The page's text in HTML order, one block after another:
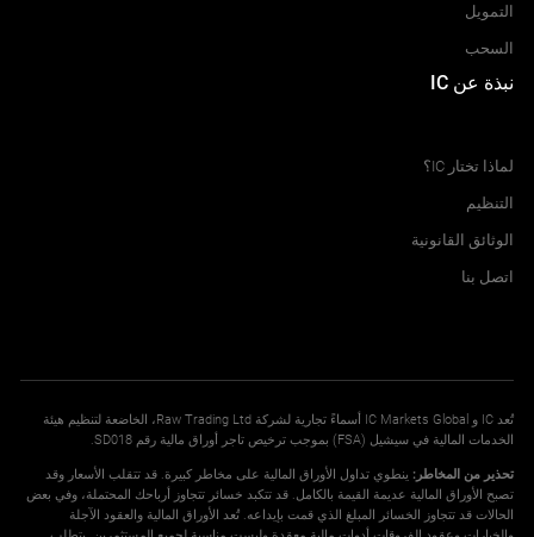
التمويل
السحب
نبذة عن IC
لماذا تختار IC؟
التنظيم
الوثائق القانونية
اتصل بنا
تُعد IC و IC Markets Global أسماءً تجارية لشركة Raw Trading Ltd، الخاضعة لتنظيم هيئة
الخدمات المالية في سيشيل (FSA) بموجب ترخيص تاجر أوراق مالية رقم SD018.
تحذير من المخاطر: ينطوي تداول الأوراق المالية على مخاطر كبيرة. قد تتقلب الأسعار وقد
تصبح الأوراق المالية عديمة القيمة بالكامل. قد تتكبد خسائر تتجاوز أرباحك المحتملة، وفي بعض
الحالات قد تتجاوز الخسائر المبلغ الذي قمت بإيداعه. تُعد الأوراق المالية والعقود الآجلة